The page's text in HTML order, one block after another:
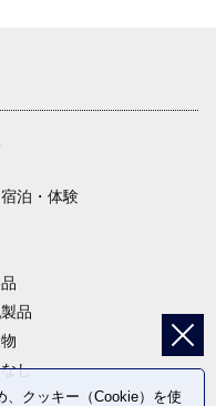
泊・体験
品
し
、クッキー（Cookie）を使